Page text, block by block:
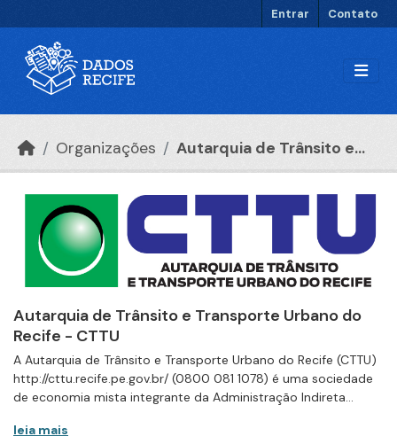
Entrar Contato
Organizações Autarquia de Trânsito e...
Autarquia de Trânsito e Transporte Urbano do
Recife - CTTU
A Autarquia de Trânsito e Transporte Urbano do Recife (CTTU)
http://cttu.recife.pe.gov.br/ (0800 081 1078) é uma sociedade
de economia mista integrante da Administração Indireta...
leia mais